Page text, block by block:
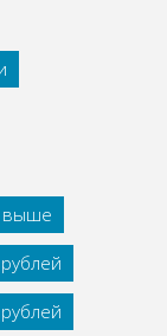
выше